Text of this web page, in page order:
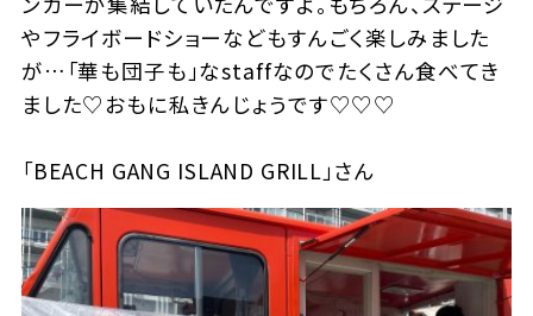
やフライボードショーなどもすんごく楽しみました
が…「華も団子も」なstaffなのでたくさん食べてき
ました♡おもに私きんじょうです♡♡♡
「BEACH GANG ISLAND GRILL」さん